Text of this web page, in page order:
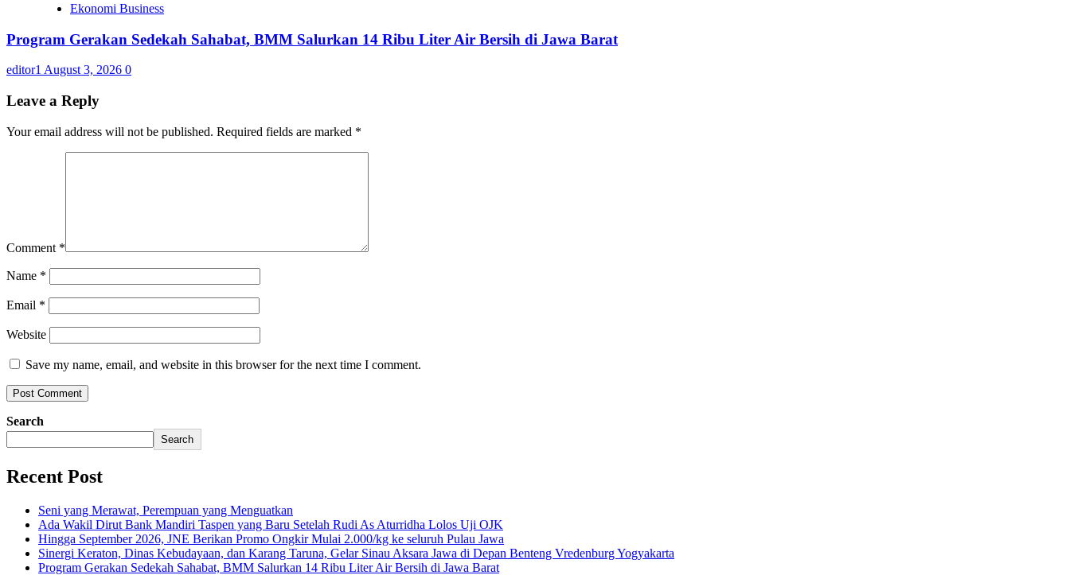
Ekonomi Business
Program Gerakan Sedekah Sahabat, BMM Salurkan 14 Ribu Liter Air Bersih di Jawa Barat
editor1 August 3, 2026 0
Leave a Reply
Your email address will not be published. Required fields are marked *
Comment *
Name *
Email *
Website
Save my name, email, and website in this browser for the next time I comment.
Search
Search
Recent Post
Seni yang Merawat, Perempuan yang Menguatkan
Ada Wakil Dirut Bank Mandiri Taspen yang Baru Setelah Rudi As Aturridha Lolos Uji OJK
Hingga September 2026, JNE Berikan Promo Ongkir Mulai 2.000/kg ke seluruh Pulau Jawa
Sinergi Keraton, Dinas Kebudayaan, dan Karang Taruna, Gelar Sinau Aksara Jawa di Depan Benteng Vredenburg Yogyakarta
Program Gerakan Sedekah Sahabat, BMM Salurkan 14 Ribu Liter Air Bersih di Jawa Barat